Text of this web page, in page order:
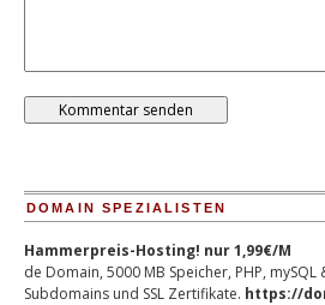
DOMAIN SPEZIALISTEN
Hammerpreis-Hosting! nur 1,99€/M
de Domain, 5000 MB Speicher, PHP,
Subdomains und SSL Zertifikate. https://